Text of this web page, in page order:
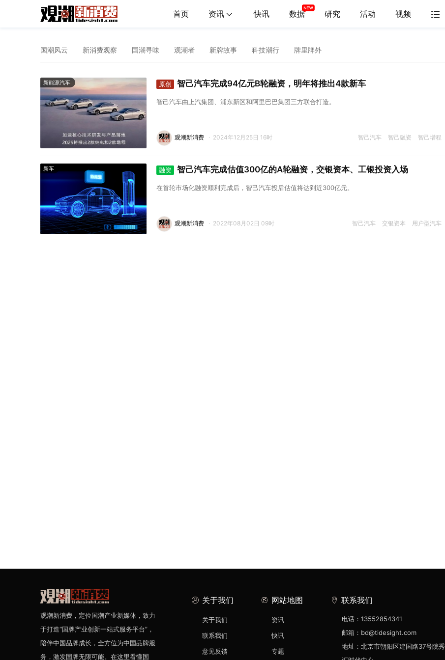
首页 资讯 快讯 数据 研究 活动 视频
国潮风云 新消费观察 国潮寻味 观潮者 新牌故事 科技潮行 牌里牌外
新能源汽车 原创 智己汽车完成94亿元B轮融资，明年将推出4款新车
智己汽车由上汽集团、浦东新区和阿里巴巴集团三方联合打造。
智己汽车 智己融资 智己增程
观潮新消费 · 2024年12月25日 16时
新车 融资 智己汽车完成估值300亿的A轮融资，交银资本、工银投资入场
在首轮市场化融资顺利完成后，智己汽车投后估值将达到近300亿元。
智己汽车 交银资本 用户型汽车
观潮新消费 · 2022年08月02日 09时
观潮新消费，定位国潮产业新媒体，致力
于打造“国牌产业创新一站式服务平台”，
陪伴中国品牌成长，全方位为中国品牌服
务，激发国牌无限可能。在这里看懂国
关于我们
关于我们
联系我们
意见反馈
网站地图
资讯
快讯
专题
联系我们
电话：13552854341
邮箱：bd@tidesight.com
地址：北京市朝阳区建国路37号院秀